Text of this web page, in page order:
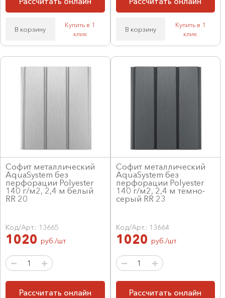
В корзину
Купить в 1
клик
В корзину
Купить в 1
клик
Софит металлический
AquaSystem без
перфорации Polyester
140 г/м2, 2,4 м белый
RR 20
Код/Арт.: 13665
1020 руб./шт
Рассчитать онлайн
Софит металлический
AquaSystem без
перфорации Polyester
140 г/м2, 2,4 м темно-
серый RR 23
Код/Арт.: 13664
1020 руб./шт
Рассчитать онлайн